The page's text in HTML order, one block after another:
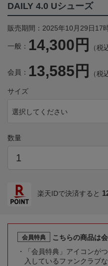
DAILY 4.0 Uシューズ
販売期間：2025年10月29日17
一般： 14,300円 （税
会員： 13,585円 （税
サイズ
選択してください
数量
楽天IDで決済すると
会員特典
こちらの商品は
「会員特典」アイコンが
入しているファンクラブ